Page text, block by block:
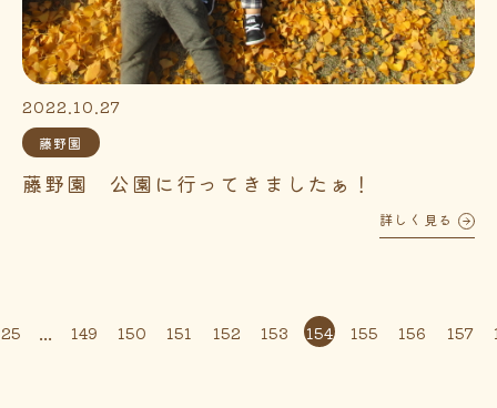
2022.10.27
藤野園
藤野園 公園に行ってきましたぁ！
詳しく見る
... 149 150 151 152 153 154 155 156 157